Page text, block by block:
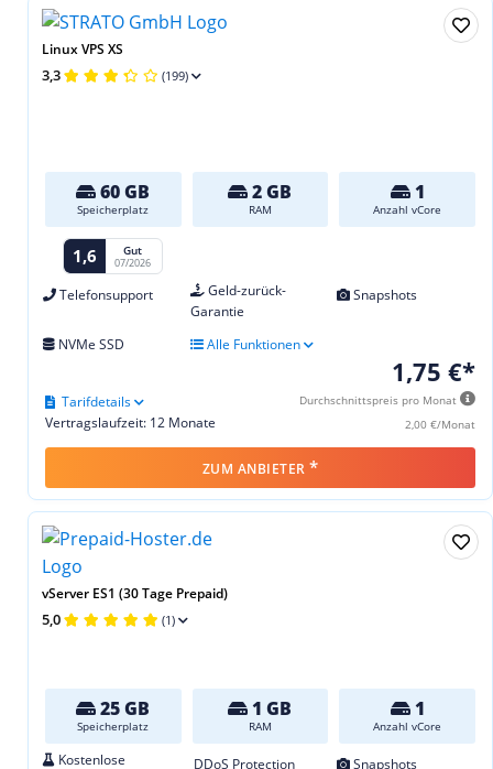
Linux VPS XS
3,3 (199)
60 GB
Speicherplatz
2 GB
RAM
1
Anzahl vCore
1,6 Gut
07/2026
Telefonsupport
Geld-zurück-
Garantie
Snapshots
NVMe SSD Alle Funktionen
1,75 €*
Durchschnittspreis pro Monat
2,00 €/Monat
Vertragslaufzeit: 12 Monate
Tarifdetails
ZUM ANBIETER *
vServer ES1 (30 Tage Prepaid)
5,0 (1)
25 GB
Speicherplatz
1 GB
RAM
1
Anzahl vCore
Kostenlose
DDoS Protection Snapshots